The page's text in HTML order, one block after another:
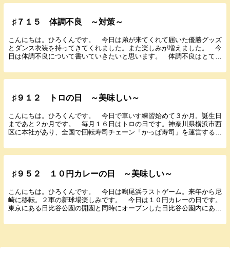
♯７１５ 体調不良 ～対策～
こんにちは。ひろくんです。 今日は弟が来てくれて届いた優勝グッズ
とダンス衣装を持ってきてくれました。また楽しみが増えました。 今
日は体調不良について書いていきたいと思います。 体調不良はとても
♯９１２ トロの日 ～美味しい～
こんにちは。ひろくんです。 今日で車いす練習始めて３か月。誕生日
まであと２か月です。 毎月１６日はトロの日です。神奈川県横浜市西
区に本社があり、全国で回転寿司チェーン「かっぱ寿司」を運営するカ
♯９５２ １０円カレーの日 ～美味しい～
こんにちは。ひろくんです。 今日は鳴尾浜ラストゲーム。来年から尼
崎に移転。２軍の新球場楽しみです。 今日は１０円カレーの日です。
東京にある日比谷公園の開園と同時にオープンした日比谷公園内にある